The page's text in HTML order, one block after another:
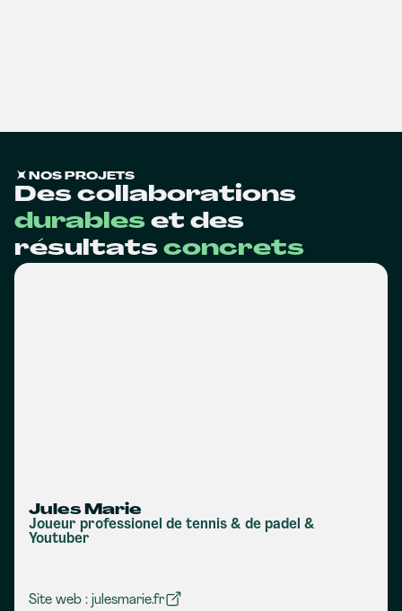
NOS PROJETS
Des collaborations
durables et des
résultats concrets
Jules Marie
Joueur professionel de tennis & de padel &
Youtuber
Site web : julesmarie.fr